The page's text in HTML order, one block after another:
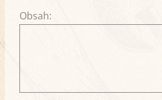
Obsah: